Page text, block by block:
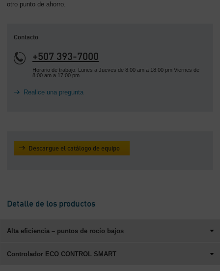
otro punto de ahorro.
Contacto
+507 393-7000
Horario de trabajo: Lunes a Jueves de 8:00 am a 18:00 pm Viernes de
8:00 am a 17:00 pm
Realice una pregunta
Descargue el catálogo de equipo
Detalle de los productos
Alta eficiencia – puntos de rocío bajos
Controlador ECO CONTROL SMART